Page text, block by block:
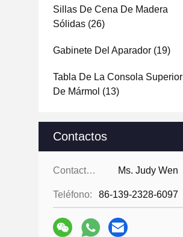
Sillas De Cena De Madera
Sólidas (26)
Gabinete Del Aparador (19)
Tabla De La Consola Superior
De Mármol (13)
Contactos
Contactos: Ms. Judy Wen
Teléfono: 86-139-2328-6097